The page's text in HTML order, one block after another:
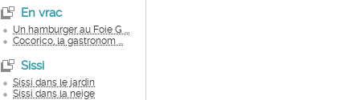
En vrac
Un hamburger au Foie G ...
Cocorico, la gastronom ...
Sissi
Sissi dans le jardin
Sissi dans la neige